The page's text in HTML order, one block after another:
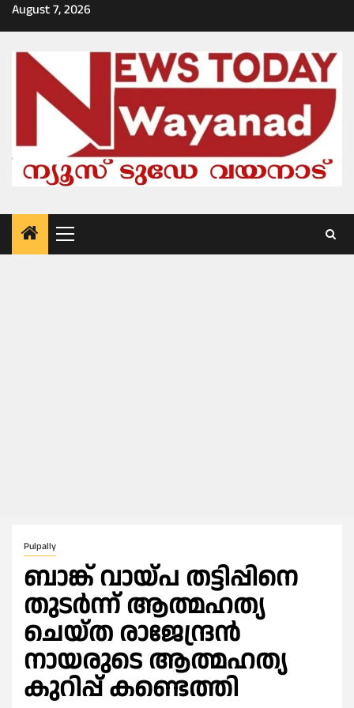
Skip
to
August 7, 2026
Primary
Menu
Pulpally
ബാങ്ക് വായ്പ തട്ടിപ്പിനെ
തുടർന്ന് ആത്മഹത്യ
ചെയ്ത രാജേന്ദ്രൻ
നായരുടെ ആത്മഹത്യ
കുറിപ്പ് കണ്ടെത്തി